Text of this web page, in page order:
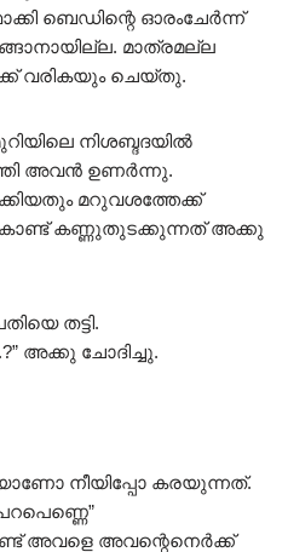
ബെഡിന്റെ ഓരംചേർന്ന്
മാത്രമല്ല
വരികയും ചെയ്തു.
നിശബ്ദദയിൽ
അവൻ ഉണർന്നു.
മറുവശത്തേക്ക്
കണ്ണുതുടക്കുന്നത് അക്കു
തട്ടി.
അക്കു ചോദിച്ചു.
നീയിപ്പോ കരയുന്നത്.
അവളെ അവന്റെനെർക്ക്